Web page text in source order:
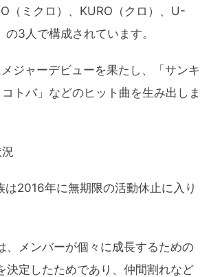
（ミクロ）、KURO（クロ）、U-
の3人で構成されています。
ジャーデビューを果たし、「サンキ
トバ」などのヒット曲を生み出しま
は2016年に無期限の活動休止に入り
、メンバーが個々に成長するための
決定したためであり、仲間割れなど